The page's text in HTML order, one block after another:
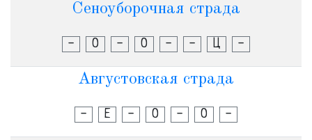
Сеноуборочная страда
- О - О - - Ц -
Августовская страда
- Е - О - О -